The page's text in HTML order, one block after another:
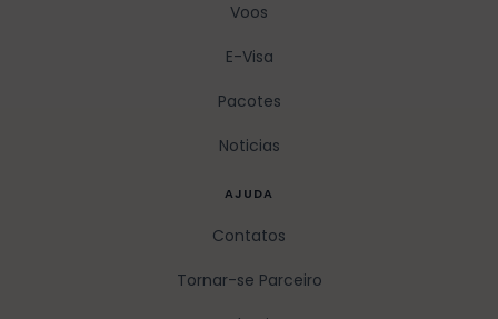
Voos
E-Visa
Pacotes
Noticias
AJUDA
Contatos
Tornar-se Parceiro